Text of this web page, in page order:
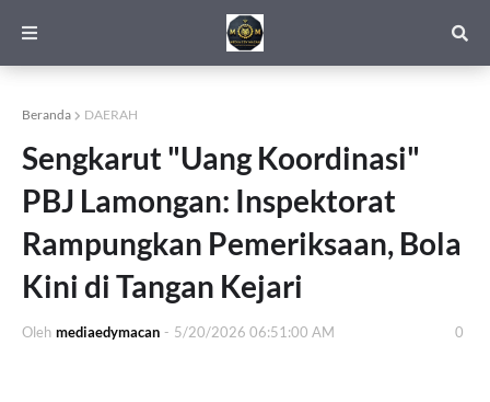
Beranda DAERAH
Sengkarut "Uang Koordinasi"
PBJ Lamongan: Inspektorat
Rampungkan Pemeriksaan, Bola
Kini di Tangan Kejari
Oleh mediaedymacan - 5/20/2026 06:51:00 AM 0